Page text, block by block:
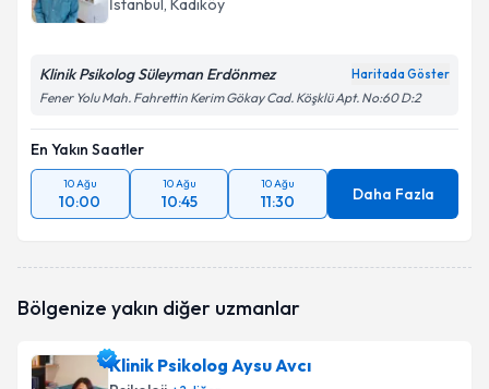
İstanbul, Kadıköy
Klinik Psikolog Süleyman Erdönmez Haritada Göster
Fener Yolu Mah. Fahrettin Kerim Gökay Cad. Köşklü Apt. No:60 D:2
En Yakın Saatler
10 Ağu
10:00
10 Ağu
10:45
10 Ağu
11:30 Daha Fazla
Bölgenize yakın diğer uzmanlar
Klinik Psikolog Aysu Avcı